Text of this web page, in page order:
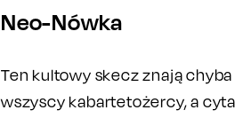
Neo-Nówka
Ten kultowy skecz znają chyba
wszyscy kabartetożercy, a